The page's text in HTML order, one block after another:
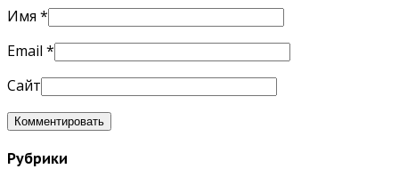
Имя *
Email *
Сайт
Рубрики